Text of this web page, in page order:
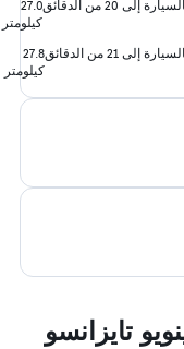
إلى 20 من الدقائق
27.0
كيلومتر
إلى 21 من الدقائق
27.8
كيلومتر
تايزانسو